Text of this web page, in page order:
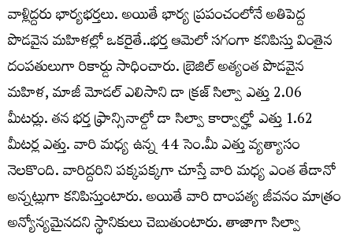
వాళ్లిద్దరు భార్యభర్తలు. అయితే భార్య ప్రపంచంలోనే అతిపెద్ద
పొడవైన మహిళల్లో ఒకరైతే..భర్త ఆమెలో సగంగా కనిపిస్తు వింతైన
దంపతులుగా రికార్డు సాధించారు. బ్రెజిల్ అత్యంత పొడవైన
మహిళ, మాజీ మోడల్ ఎలిసాని డా క్రజ్ సిల్వా ఎత్తు 2.06
మీటర్లు. తన భర్త ఫ్రాన్సినాల్డో డా సిల్వా కార్వాల్హో ఎత్తు 1.62
మీటర్ల ఎత్తు. వారి మధ్య ఉన్న 44 సెం.మీ ఎత్తు వ్యత్యాసం
నెలకొంది. వారిద్దరిని పక్కపక్కగా చూస్తే వారి మధ్య ఎంత తేడానో
అన్నట్లుగా కనిపిస్తుంటారు. అయితే వారి దాంపత్య జీవనం మాత్రం
అన్యోన్యమైనదని స్థానికులు చెబుతుంటారు. తాజాగా సిల్వా